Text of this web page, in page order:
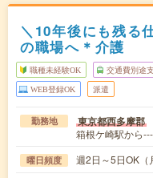
＼10年後にも残る
の職場へ＊介護
職種未経験OK 交通費別途
WEB登録OK 派遣
勤務地 東京都西多摩郡
箱根ケ崎駅から
曜日頻度 週2日～5日OK